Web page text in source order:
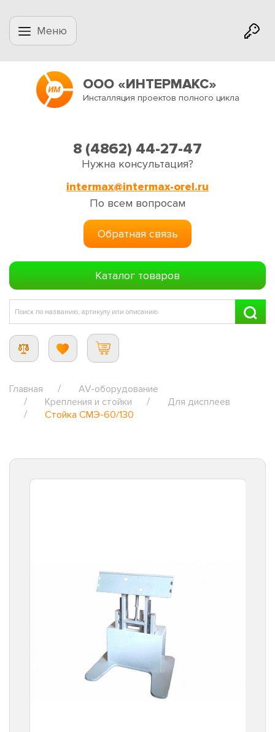
Меню
ООО «ИНТЕРМАКС»
Инсталляция проектов полного цикла
8 (4862) 44-27-47
Нужна консультация?
intermax@intermax-orel.ru
По всем вопросам
Обратная связь
Каталог товаров
Главная
AV-оборудование
Крепления и стойки
Для дисплеев
Стойка CMЭ-60/130